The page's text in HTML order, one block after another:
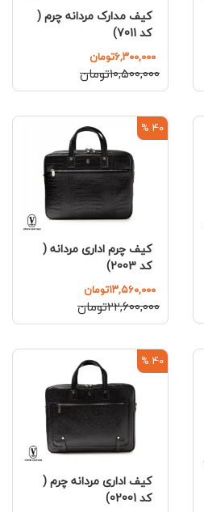
کیف مدارک مردانه چرم (
کد 7011)
۶,۳۰۰,۰۰۰تومان
۱۰,۵۰۰,۰۰۰تومان
40 %
کیف چرم اداری مردانه (
کد 2003)
۱۳,۵۶۰,۰۰۰تومان
۲۲,۶۰۰,۰۰۰تومان
40 %
کیف اداری مردانه چرم (
کد 02001)